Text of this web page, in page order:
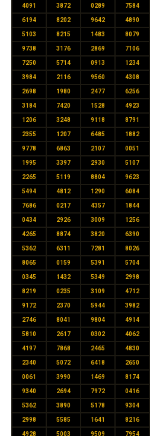
4091 3872 0289 7584
6194 8202 9642 4890
5103 8215 1483 8079
9738 3176 2869 7106
7250 5714 0913 1234
3984 2116 9560 4308
2698 1980 2477 6256
3184 7420 1528 4923
1206 3248 9118 8791
2355 1207 6485 1882
9778 6863 2107 0051
1995 3397 2930 5107
2265 5119 8804 9623
5494 4812 1290 6084
7686 0217 4357 1844
0434 2926 3009 1256
4265 8874 3820 6390
5362 6311 7281 8026
8065 0159 5391 5704
0345 1432 5349 2998
8219 0235 3109 4712
9172 2370 5944 3982
2746 8041 9804 4914
5810 2617 0302 4062
4197 7868 2465 4830
2340 5072 6418 2650
0061 3990 1469 8174
9340 2694 7972 0416
5362 3890 5178 9304
2998 5585 1641 8216
4928 5003 9509 7954